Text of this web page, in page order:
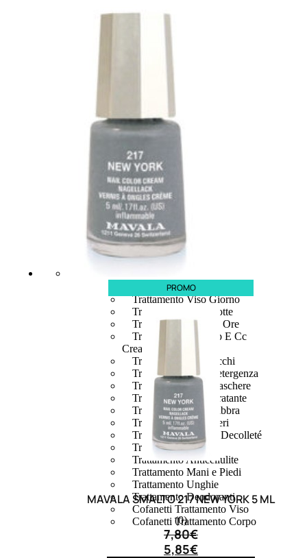
Smalto
Cofanetti
Trattamento Viso Antieta
Trattamento Viso Giorno
Trattamento Viso Notte
Trattamento Viso 24 Ore
Trattamento Viso Bb E Cc
Cream
Trattamento Viso Occhi
Trattamento Viso Detergenza
Trattamento Viso Maschere
Trattamento Viso Idratante
Trattamento Viso Labbra
Trattamento Viso Sieri
Trattamento Collo e Decolleté
Trattamento Corpo
Trattamento Anticellulite
Trattamento Mani e Piedi
Trattamento Unghie
Trattamento Deodoranti
Cofanetti Trattamento Viso
Cofanetti Trattamento Corpo
PROMO
MAVALA SMALTO 217 NEW YORK 5 ML
(0)
7,80€
5,85€